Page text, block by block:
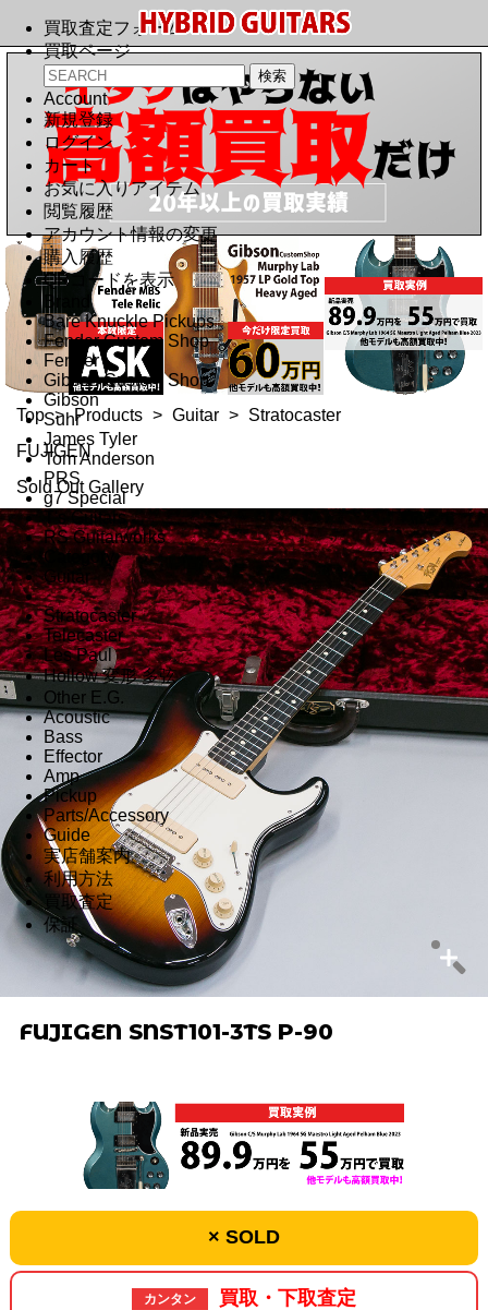
買取査定フォーム
買取ページ
Account
新規登録
ログイン
カート
お気に入りアイテム
閲覧履歴
アカウント情報の変更
購入履歴
QRコードを表示
Brand
Bare Knuckle Pickups
Fender Custom Shop
Fender
Gibson Custom Shop
Gibson
Suhr
James Tyler
Tom Anderson
PRS
g7 Special
T's Guitars
RS Guitarworks
Category
Guitar
Stratocaster
Telecaster
Les Paul
Hollow 変形 多弦
Other E.G.
Acoustic
Bass
Effector
Amp
Pickup
Parts/Accessory
Guide
実店舗案内
利用方法
買取査定
保証
Top > Products > Guitar > Stratocaster
FUJIGEN
Sold Out Gallery
FUJIGEN SNST101-3TS P-90
× SOLD
カンタン 買取・下取査定